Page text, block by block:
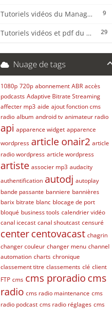
9
Tutoriels vidéos du Manager Radio STREAMING CENTER
29
Tutoriels vidéos et pdf du CMS Radio Wordpress + OnAir2/Pro.Radio
Nuage de tags
1080p 720p abonnement ABR accès
podcasts Adaptive Bitrate Streaming
affecter mp3 aide ajout fonction cms
radio album android tv animateur radio
api apparence widget apparence
wordpress article onair2 article
radio wordpress article wordpress
artiste associer mp3 audacity
authentification autodj autoplay
bande passante banniere bannières
barix bitrate blanc blocage de port
bloqué business tools calendrier vidéo
canal icecast canal shoutcast censuré
centercentovacast chagrin
changer couleur changer menu channel
automation charts chronique
classement titre classements clé client
FTP cms cms proradio cms
radio cms radio maintenance cms
radio podcast cms radio réglages cms